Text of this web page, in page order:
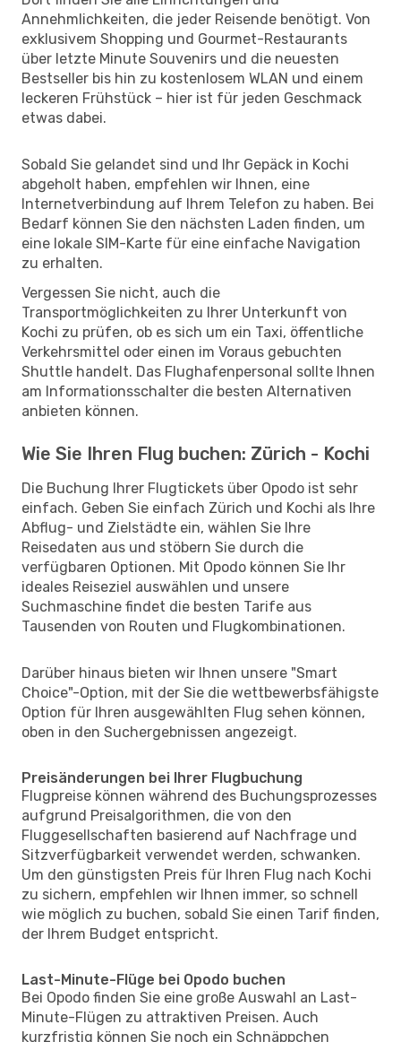
Annehmlichkeiten, die jeder Reisende benötigt. Von
exklusivem Shopping und Gourmet-Restaurants
über letzte Minute Souvenirs und die neuesten
Bestseller bis hin zu kostenlosem WLAN und einem
leckeren Frühstück – hier ist für jeden Geschmack
etwas dabei.
Sobald Sie gelandet sind und Ihr Gepäck in Kochi
abgeholt haben, empfehlen wir Ihnen, eine
Internetverbindung auf Ihrem Telefon zu haben. Bei
Bedarf können Sie den nächsten Laden finden, um
eine lokale SIM-Karte für eine einfache Navigation
zu erhalten.
Vergessen Sie nicht, auch die
Transportmöglichkeiten zu Ihrer Unterkunft von
Kochi zu prüfen, ob es sich um ein Taxi, öffentliche
Verkehrsmittel oder einen im Voraus gebuchten
Shuttle handelt. Das Flughafenpersonal sollte Ihnen
am Informationsschalter die besten Alternativen
anbieten können.
Wie Sie Ihren Flug buchen: Zürich - Kochi
Die Buchung Ihrer Flugtickets über Opodo ist sehr
einfach. Geben Sie einfach Zürich und Kochi als Ihre
Abflug- und Zielstädte ein, wählen Sie Ihre
Reisedaten aus und stöbern Sie durch die
verfügbaren Optionen. Mit Opodo können Sie Ihr
ideales Reiseziel auswählen und unsere
Suchmaschine findet die besten Tarife aus
Tausenden von Routen und Flugkombinationen.
Darüber hinaus bieten wir Ihnen unsere "Smart
Choice"-Option, mit der Sie die wettbewerbsfähigste
Option für Ihren ausgewählten Flug sehen können,
oben in den Suchergebnissen angezeigt.
Preisänderungen bei Ihrer Flugbuchung
Flugpreise können während des Buchungsprozesses
aufgrund Preisalgorithmen, die von den
Fluggesellschaften basierend auf Nachfrage und
Sitzverfügbarkeit verwendet werden, schwanken.
Um den günstigsten Preis für Ihren Flug nach Kochi
zu sichern, empfehlen wir Ihnen immer, so schnell
wie möglich zu buchen, sobald Sie einen Tarif finden,
der Ihrem Budget entspricht.
Last-Minute-Flüge bei Opodo buchen
Bei Opodo finden Sie eine große Auswahl an Last-
Minute-Flügen zu attraktiven Preisen. Auch
kurzfristig können Sie noch ein Schnäppchen